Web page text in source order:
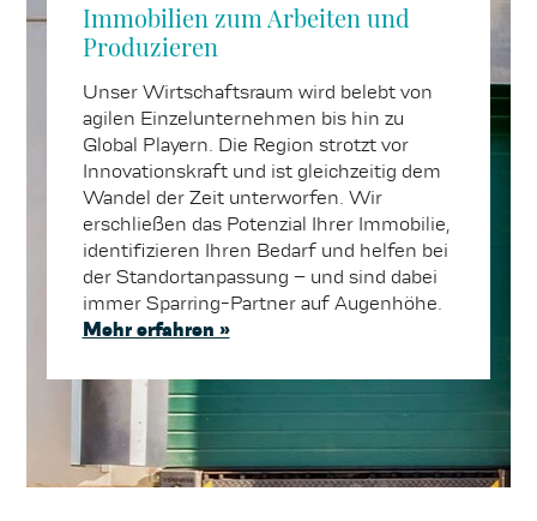
Immobilien zum Arbeiten und
Produzieren
Unser Wirtschaftsraum wird belebt von
agilen Einzelunternehmen bis hin zu
Global Playern. Die Region strotzt vor
Innovationskraft und ist gleichzeitig dem
Wandel der Zeit unterworfen. Wir
erschließen das Potenzial Ihrer Immobilie,
identifizieren Ihren Bedarf und helfen bei
der Standortanpassung – und sind dabei
immer Sparring-Partner auf Augenhöhe.
Mehr erfahren »